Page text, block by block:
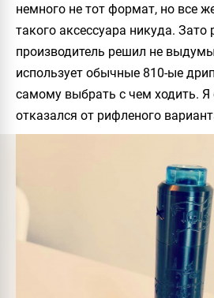
немного не тот формат, но все
такого аксессуара никуда. Зато
производитель решил не
использует обычные 810-ые
самому выбрать с чем ходить. Я
отказался от рифленого